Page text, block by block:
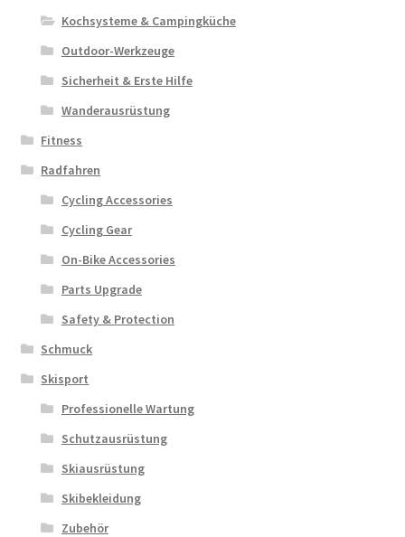
Kochsysteme & Campingküche
Outdoor-Werkzeuge
Sicherheit & Erste Hilfe
Wanderausrüstung
Fitness
Radfahren
Cycling Accessories
Cycling Gear
On-Bike Accessories
Parts Upgrade
Safety & Protection
Schmuck
Skisport
Professionelle Wartung
Schutzausrüstung
Skiausrüstung
Skibekleidung
Zubehör